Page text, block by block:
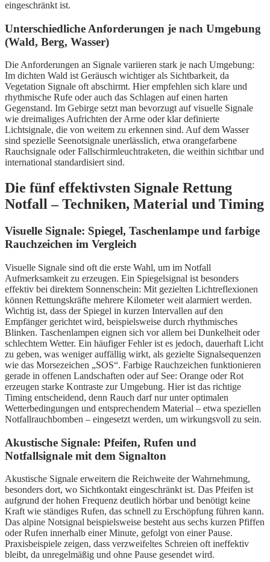
eingeschränkt ist.
Unterschiedliche Anforderungen je nach Umgebung
(Wald, Berg, Wasser)
Die Anforderungen an Signale variieren stark je nach Umgebung:
Im dichten Wald ist Geräusch wichtiger als Sichtbarkeit, da
Vegetation Signale oft abschirmt. Hier empfehlen sich klare und
rhythmische Rufe oder auch das Schlagen auf einen harten
Gegenstand. Im Gebirge setzt man bevorzugt auf visuelle Signale
wie dreimaliges Aufrichten der Arme oder klar definierte
Lichtsignale, die von weitem zu erkennen sind. Auf dem Wasser
sind spezielle Seenotsignale unerlässlich, etwa orangefarbene
Rauchsignale oder Fallschirmleuchtraketen, die weithin sichtbar und
international standardisiert sind.
Die fünf effektivsten Signale Rettung
Notfall – Techniken, Material und Timing
Visuelle Signale: Spiegel, Taschenlampe und farbige
Rauchzeichen im Vergleich
Visuelle Signale sind oft die erste Wahl, um im Notfall
Aufmerksamkeit zu erzeugen. Ein Spiegelsignal ist besonders
effektiv bei direktem Sonnenschein: Mit gezielten Lichtreflexionen
können Rettungskräfte mehrere Kilometer weit alarmiert werden.
Wichtig ist, dass der Spiegel in kurzen Intervallen auf den
Empfänger gerichtet wird, beispielsweise durch rhythmisches
Blinken. Taschenlampen eignen sich vor allem bei Dunkelheit oder
schlechtem Wetter. Ein häufiger Fehler ist es jedoch, dauerhaft Licht
zu geben, was weniger auffällig wirkt, als gezielte Signalsequenzen
wie das Morsezeichen „SOS“. Farbige Rauchzeichen funktionieren
gerade in offenen Landschaften oder auf See: Orange oder Rot
erzeugen starke Kontraste zur Umgebung. Hier ist das richtige
Timing entscheidend, denn Rauch darf nur unter optimalen
Wetterbedingungen und entsprechendem Material – etwa speziellen
Notfallrauchbomben – eingesetzt werden, um wirkungsvoll zu sein.
Akustische Signale: Pfeifen, Rufen und
Notfallsignale mit dem Signalton
Akustische Signale erweitern die Reichweite der Wahrnehmung,
besonders dort, wo Sichtkontakt eingeschränkt ist. Das Pfeifen ist
aufgrund der hohen Frequenz deutlich hörbar und benötigt keine
Kraft wie ständiges Rufen, das schnell zu Erschöpfung führen kann.
Das alpine Notsignal beispielsweise besteht aus sechs kurzen Pfiffen
oder Rufen innerhalb einer Minute, gefolgt von einer Pause.
Praxisbeispiele zeigen, dass verzweifeltes Schreien oft ineffektiv
bleibt, da unregelmäßig und ohne Pause gesendet wird.